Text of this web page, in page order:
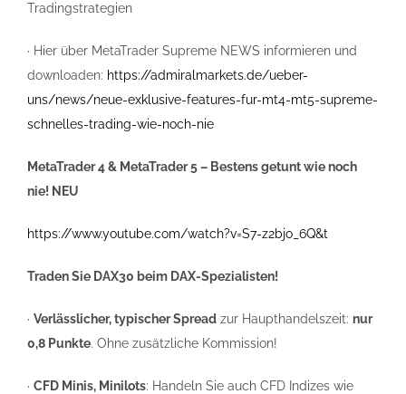
Tradingstrategien
· Hier über MetaTrader Supreme NEWS informieren und
downloaden: https://admiralmarkets.de/ueber-
uns/news/neue-exklusive-features-fur-mt4-mt5-supreme-
schnelles-trading-wie-noch-nie
MetaTrader 4 & MetaTrader 5 – Bestens getunt wie noch
nie! NEU
https://www.youtube.com/watch?v=S7-z2bjo_6Q&t
Traden Sie DAX30 beim DAX-Spezialisten!
· Verlässlicher, typischer Spread zur Haupthandelszeit: nur
0,8 Punkte. Ohne zusätzliche Kommission!
· CFD Minis, Minilots: Handeln Sie auch CFD Indizes wie